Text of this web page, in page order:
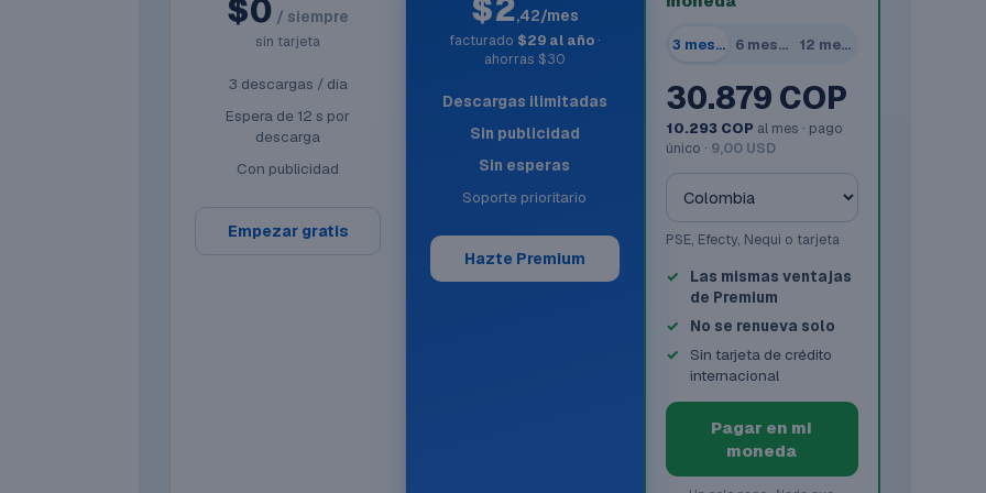
$0 / siempre
sin tarjeta
3 descargas / día
Espera de 12 s por
descarga
Con publicidad
Empezar gratis
$2,42/mes
facturado $29 al año·
ahorras $30
Descargas ilimitadas
Sin publicidad
Sin esperas
Soporte prioritario
Hazte Premium
3 meses 6 meses 12 meses
30.879 COP
10.293 COP al mes · pago
único · 9,00 USD
PSE, Efecty, Nequi o tarjeta
Las mismas ventajas
de Premium
No se renueva solo
Sin tarjeta de crédito
internacional
Pagar en mi
moneda